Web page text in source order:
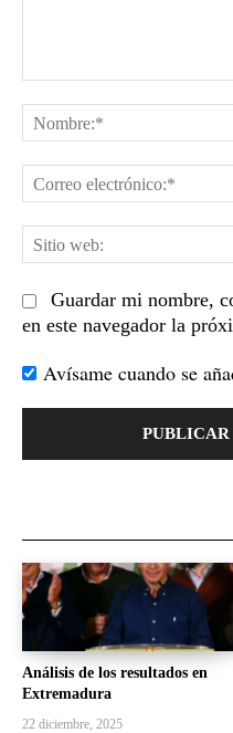
Guardar mi nombre,
en este navegador la
Avísame cuando se
Análisis de los resultados en
Extremadura
22 diciembre, 2025